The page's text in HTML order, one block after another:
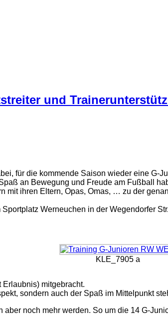
und
für die kommende Saison wieder eine G-
an Bewegung und Freude am Fußball
mit ihren Eltern, Opas, Omas, … zu der
Werneuchen in der Wegendorfer
KLE_7905 a
mitgebracht.
sondern auch der Spaß im Mittelpunkt
aber noch mehr werden. So um die 14 G-